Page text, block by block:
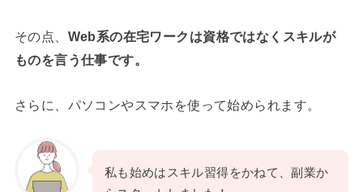
その点、 Web系の在宅ワークは資格ではなくスキルが
ものを言う仕事です。
さらに、パソコンやスマホを使って始められます。
私も始めはスキル習得をかねて、副業か